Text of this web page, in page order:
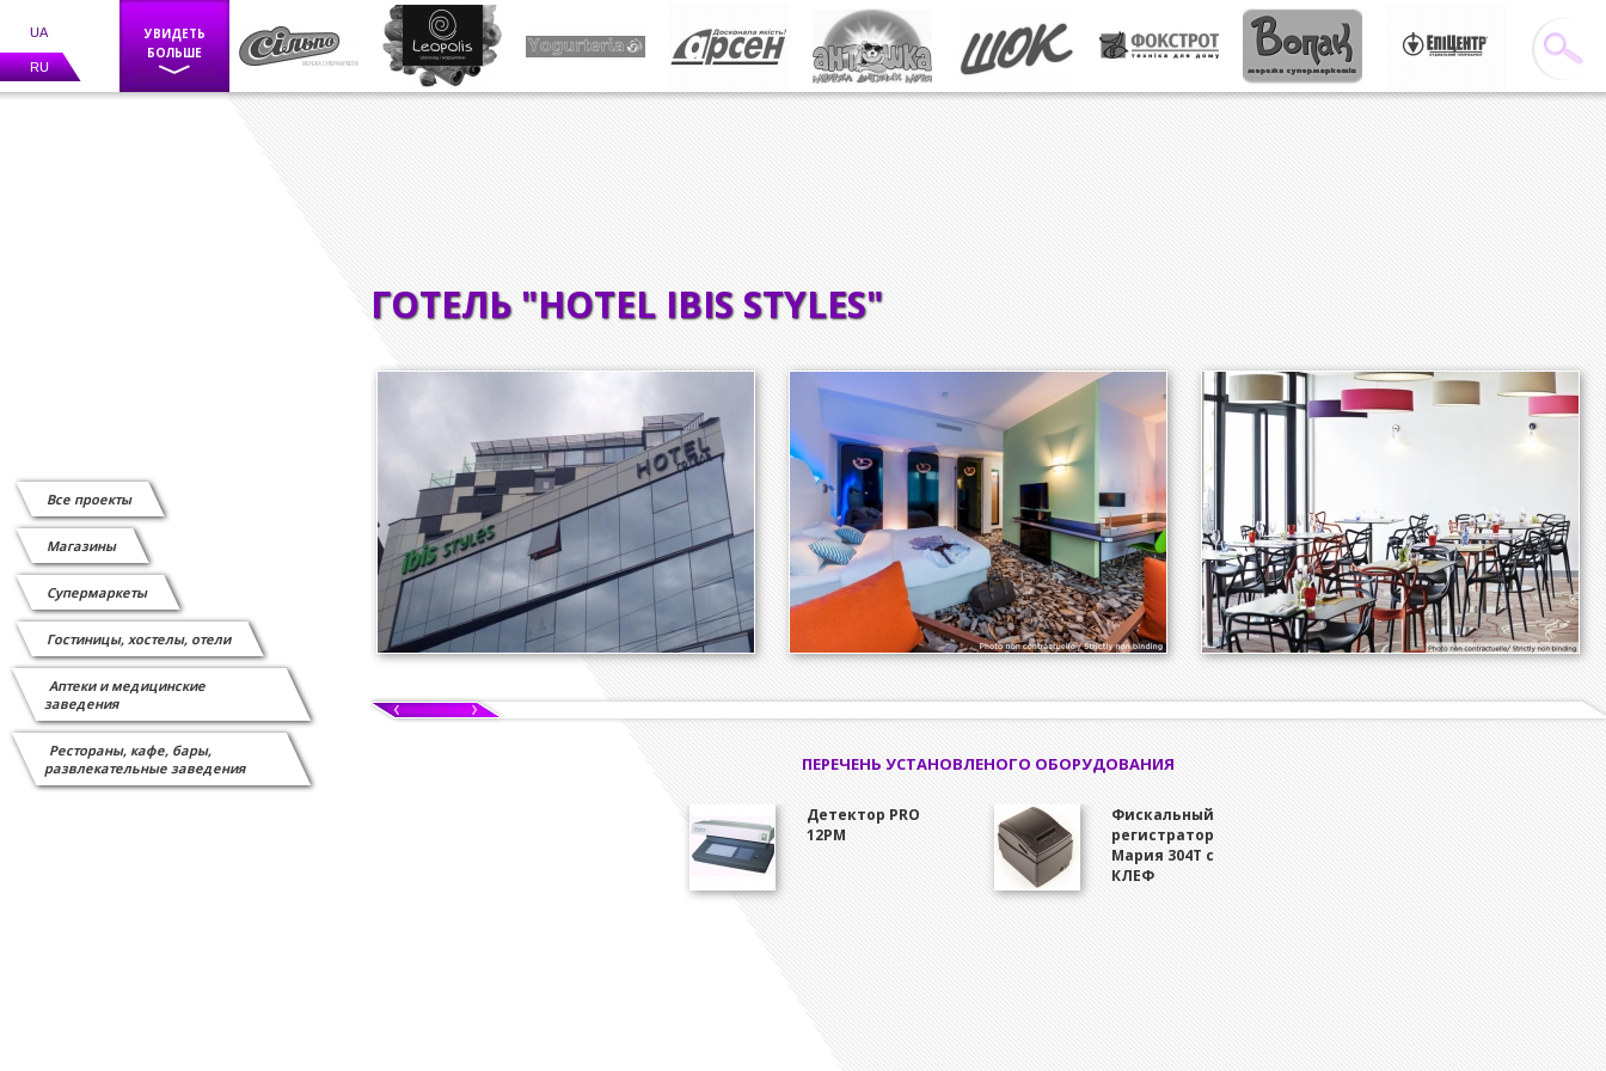
UA
RU
УВИДЕТЬ
БОЛЬШЕ
Все проекты
Магазины
Супермаркеты
Гостиницы, хостелы, отели
Аптеки и медицинские
заведения
Рестораны, кафе, бары,
развлекательные заведения
ГОТЕЛЬ "HOTEL IBIS STYLES"
ПЕРЕЧЕНЬ УСТАНОВЛЕНОГО ОБОРУДОВАНИЯ
Детектор PRO
12PM
Фискальный
регистратор
Мария 304Т с
КЛЕФ
Детекторы валют
Средства маркировки
Сканеры штрих-кода
СИСТЕМЫ ВЫЗОВА ОФИЦИАНТА
Системы защиты от краж
Витратні матеріали
Відеоспостереження